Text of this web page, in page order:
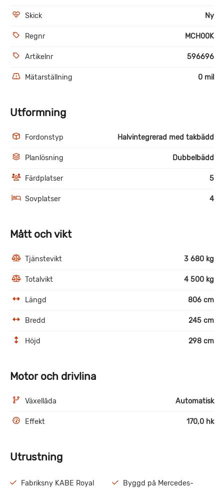
Skick Ny
Regnr MCH00K
Artikelnr 596696
Mätarställning 0 mil
Utformning
Fordonstyp Halvintegrerad med takbädd
Planlösning Dubbelbädd
Färdplatser 5
Sovplatser 4
Mått och vikt
Tjänstevikt 3 680 kg
Totalvikt 4 500 kg
Längd 806 cm
Bredd 245 cm
Höjd 298 cm
Motor och drivlina
Växellåda Automatisk
Effekt 170,0 hk
Utrustning
Fabriksny KABE Royal
Byggd på Mercedes-